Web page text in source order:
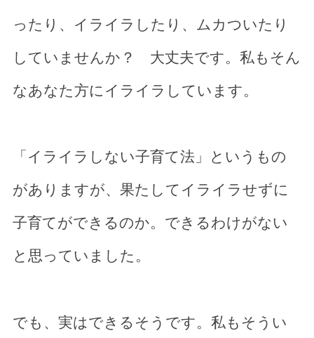
ったり、イライラしたり、ムカついたり
していませんか？ 大丈夫です。私もそん
なあなた方にイライラしています。
「イライラしない子育て法」というもの
がありますが、果たしてイライラせずに
子育てができるのか。できるわけがない
と思っていました。
でも、実はできるそうです。私もそうい